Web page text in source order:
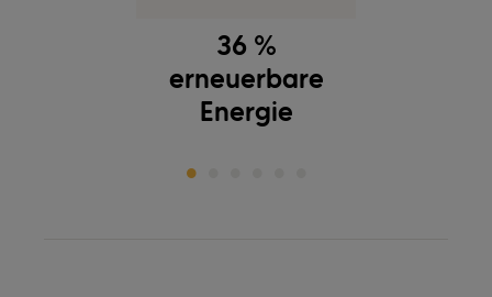
36 %
erneuerbare
Energie